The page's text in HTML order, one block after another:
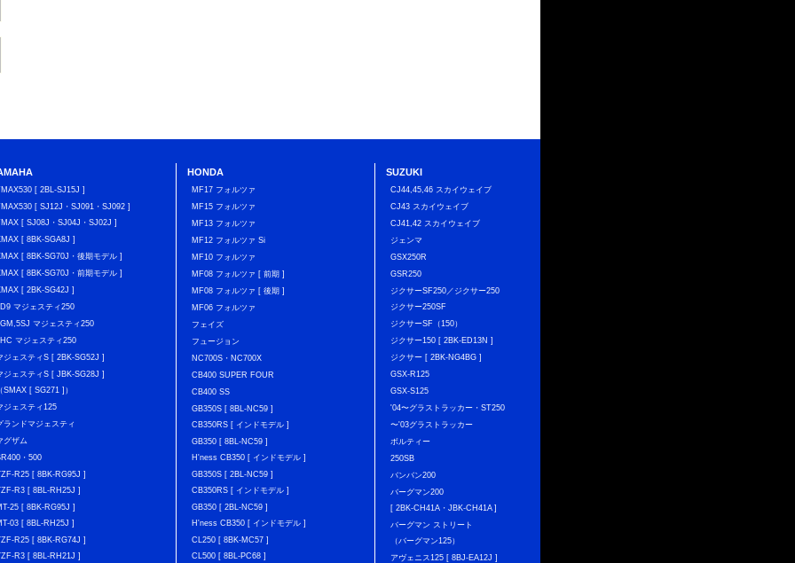
[ 2BL-SJ15J ]
[ SJ12J・SJ091・SJ092 ]
[ SJ08J・SJ04J・SJ02J ]
[ 8BK-SGA8J ]
[ 8BK-SG70J・後期モデル ]
[ 8BK-SG70J・前期モデル ]
[ 2BK-SG42J ]
マジェスティ250
マジェスティ250
マジェスティ250
ジェスティS [ 2BK-SG52J ]
ジェスティS [ JBK-SG28J ]
SMAX [ SG271 ]）
ジェスティ125
ランドマジェスティ
グザム
・500
R25 [ 8BK-RG95J ]
R3 [ 8BL-RH25J ]
25 [ 8BK-RG95J ]
03 [ 8BL-RH25J ]
R25 [ 8BK-RG74J ]
R3 [ 8BL-RH21J ]
HONDA
MF17 フォルツァ
MF15 フォルツァ
MF13 フォルツァ
MF12 フォルツァ Si
MF10 フォルツァ
MF08 フォルツァ [ 前期 ]
MF08 フォルツァ [ 後期 ]
MF06 フォルツァ
フェイズ
フュージョン
NC700S・NC700X
CB400 SUPER FOUR
CB400 SS
GB350S [ 8BL-NC59 ]
CB350RS [ インドモデル ]
GB350 [ 8BL-NC59 ]
H'ness CB350 [ インドモデル ]
GB350S [ 2BL-NC59 ]
CB350RS [ インドモデル ]
GB350 [ 2BL-NC59 ]
H'ness CB350 [ インドモデル ]
CL250 [ 8BK-MC57 ]
CL500 [ 8BL-PC68 ]
SUZUKI
CJ44,45,46 スカイウェイブ
CJ43 スカイウェイブ
CJ41,42 スカイウェイブ
ジェンマ
GSX250R
GSR250
ジクサーSF250／ジクサー250
ジクサー250SF
ジクサーSF（150）
ジクサー150 [ 2BK-ED13N ]
ジクサー [ 2BK-NG4BG ]
GSX-R125
GSX-S125
'04〜グラストラッカー・ST250
〜'03グラストラッカー
ボルティー
250SB
バンバン200
バーグマン200
[ 2BK-CH41A・JBK-CH41A ]
バーグマン ストリート
（バーグマン125）
アヴェニス125 [ 8BJ-EA12J ]